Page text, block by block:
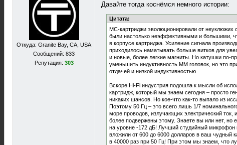
Откуда: Granite Bay, CA, USA
Сообщений: 833
Репутация: 303
Давайте тогда коснёмся немного истории:
Цитата:
МС-картриджи эволюционировали от
были настолько неэффективными и большими,
в корпусе картриджа. Усиление сигнала
приходилось наматывать больше витков для
и новые, более легкие магниты. Но катушки по-
уменьшить индуктивность ММ головок, но это
отдачей и низкой индуктивностью.
Вскоре Hi-Fi индустрия подошла к мысли об
картридж, который мы знаем сегодня – просто
никаких шансов. Но кое-что как-то выпало из
Поэтому 50 Гц – это всего лишь 1/7
море проводов, излучающих электрический
более подвержены этому. Знаете вы или нет, но
на уровне -172 дБ! Лучший студийный
вложили от 600 до 6000 долларов в ваш чудный
в 40000 раз при 50 Гц! При этом мы знаем, что